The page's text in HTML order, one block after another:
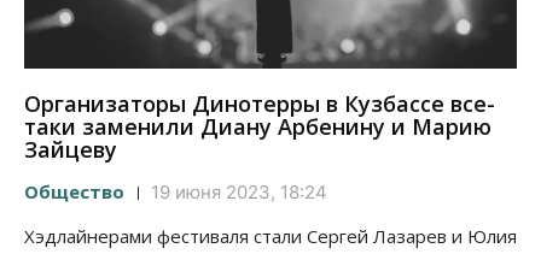
Организаторы Динотерры в Кузбассе все-
таки заменили Диану Арбенину и Марию
Зайцеву
Общество 19 июня 2023, 18:24
Хэдлайнерами фестиваля стали Сергей Лазарев и Юлия